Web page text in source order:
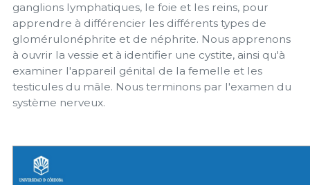
ganglions lymphatiques, le foie et les reins, pour
apprendre à différencier les différents types de
glomérulonéphrite et de néphrite. Nous apprenons
à ouvrir la vessie et à identifier une cystite, ainsi qu'à
examiner l'appareil génital de la femelle et les
testicules du mâle. Nous terminons par l'examen du
système nerveux.